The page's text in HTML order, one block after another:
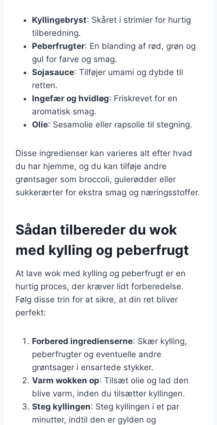
Kyllingebryst: Skåret i strimler for hurtig
tilberedning.
Peberfrugter: En blanding af rød, grøn og
gul for farve og smag.
Sojasauce: Tilføjer umami og dybde til
retten.
Ingefær og hvidløg: Friskrevet for en
aromatisk smag.
Olie: Sesamolie eller rapsolie til stegning.
Disse ingredienser kan varieres alt efter hvad
du har hjemme, og du kan tilføje andre
grøntsager som broccoli, gulerødder eller
sukkerærter for ekstra smag og næringsstoffer.
Sådan tilbereder du wok
med kylling og peberfrugt
At lave wok med kylling og peberfrugt er en
hurtig proces, der kræver lidt forberedelse.
Følg disse trin for at sikre, at din ret bliver
perfekt:
Forbered ingredienserne: Skær kylling,
peberfrugter og eventuelle andre
grøntsager i ensartede stykker.
Varm wokken op: Tilsæt olie og lad den
blive varm, inden du tilsætter kyllingen.
Steg kyllingen: Steg kyllingen i et par
minutter, indtil den er gylden og